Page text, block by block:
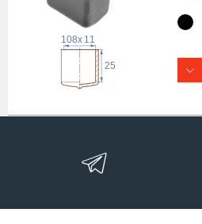
25
108x 11